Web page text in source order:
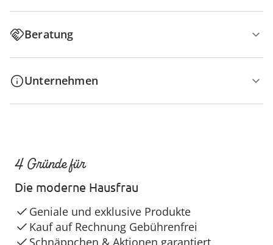
Beratung
Unternehmen
4 Gründe für
Die moderne Hausfrau
Geniale und exklusive Produkte
Kauf auf Rechnung Gebührenfrei
Schnäppchen & Aktionen garantiert